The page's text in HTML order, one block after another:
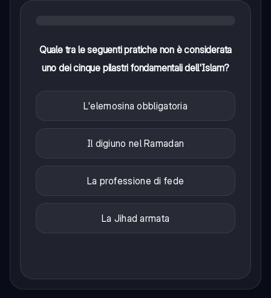
Quale tra le seguenti pratiche non è considerata
uno dei cinque pilastri fondamentali dell'Islam?
L'elemosina obbligatoria
Il digiuno nel Ramadan
La professione di fede
La Jihad armata